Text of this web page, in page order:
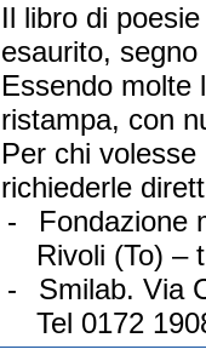
Il libro di
esaurito,
Essendo molte
ristampa, con
Per chi
richiederle
-
Fondazione
Rivoli (To) –
-
Smilab. Via
Tel 0172